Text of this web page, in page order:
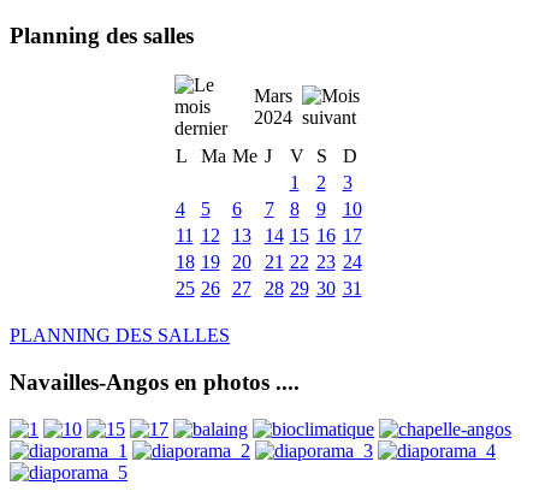
Planning des salles
Mars
2024
L
Ma Me J V S
D
1
2
3
4
5 6 7 8 9
10
11 12 13 14 15 16 17
18 19 20 21 22 23 24
25 26 27 28 29 30 31
PLANNING DES SALLES
Navailles-Angos en photos ....